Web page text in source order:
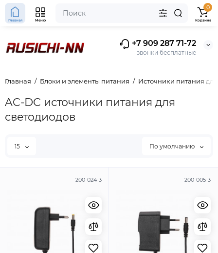
+7 909 287 71-72
звонки бесплатные
Главная Меню
0
Корзина
Главная Блоки и элементы питания Источники питания
AC-DC источники питания для
светодиодов
15 По умолчанию
200-024-3 200-005-3